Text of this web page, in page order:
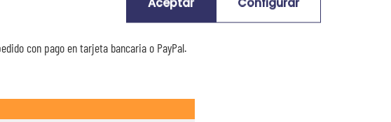
Tiempos de entrega y gastos de envío
de este articulo están indicados a continuación.
con pago en tarjeta bancaria o PayPal.